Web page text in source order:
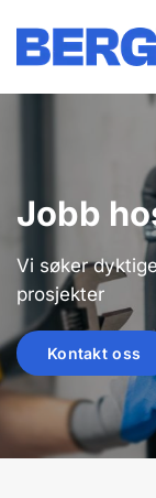
Jobb
Vi søker
prosjekter
Kontakt oss